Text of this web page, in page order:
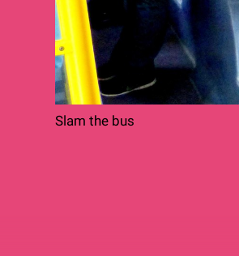
Slam the bus